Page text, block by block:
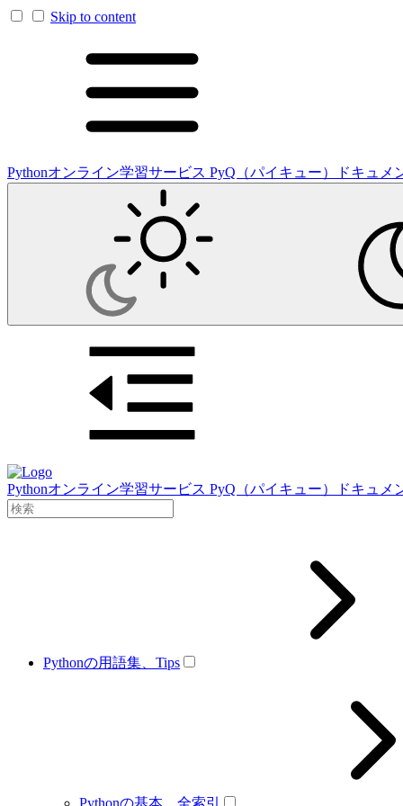
Skip to content
Pythonオンライン学習サービス PyQ（パイキュー）ドキュメ
Pythonオンライン学習サービス PyQ（パイキュー）ドキュメ
Pythonの用語集、Tips
Pythonの基本、全索引